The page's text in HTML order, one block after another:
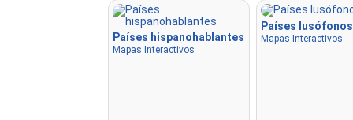
Países hispanohablantes
Mapas Interactivos
Países lusófonos
Mapas Interactivos